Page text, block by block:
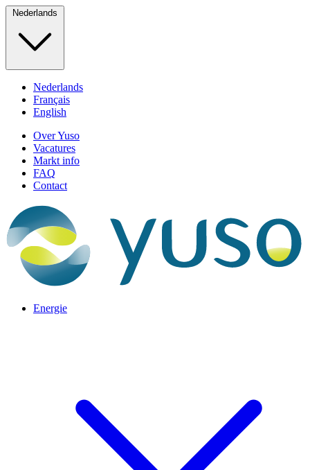
Nederlands
Nederlands
Français
English
Over Yuso
Vacatures
Markt info
FAQ
Contact
Energie